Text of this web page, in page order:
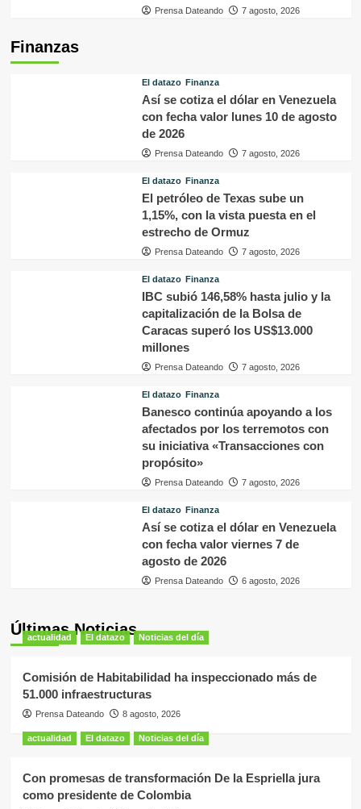
Prensa Dateando 7 agosto, 2026
Finanzas
El datazo Finanza
Así se cotiza el dólar en Venezuela
con fecha valor lunes 10 de agosto
de 2026
Prensa Dateando 7 agosto, 2026
El datazo Finanza
El petróleo de Texas sube un
1,15%, con la vista puesta en el
estrecho de Ormuz
Prensa Dateando 7 agosto, 2026
El datazo Finanza
IBC subió 146,58% hasta julio y la
capitalización de la Bolsa de
Caracas superó los US$13.000
millones
Prensa Dateando 7 agosto, 2026
El datazo Finanza
Banesco continúa apoyando a los
afectados por los terremotos con
su iniciativa «Transacciones con
propósito»
Prensa Dateando 7 agosto, 2026
El datazo Finanza
Así se cotiza el dólar en Venezuela
con fecha valor viernes 7 de
agosto de 2026
Prensa Dateando 6 agosto, 2026
Últimas Noticias
actualidad El datazo Noticias del día
Comisión de Habitabilidad ha inspeccionado más de
51.000 infraestructuras
Prensa Dateando 8 agosto, 2026
actualidad El datazo Noticias del día
Con promesas de transformación De la Espriella jura
como presidente de Colombia